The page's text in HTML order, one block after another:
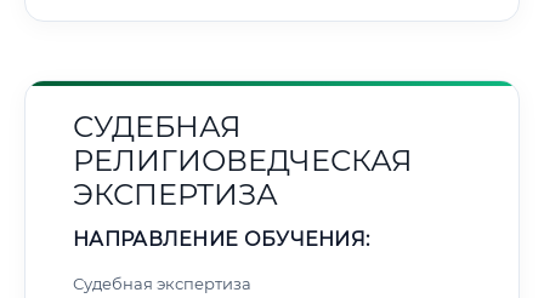
СУДЕБНАЯ
РЕЛИГИОВЕДЧЕСКАЯ
ЭКСПЕРТИЗА
НАПРАВЛЕНИЕ ОБУЧЕНИЯ:
Судебная экспертиза